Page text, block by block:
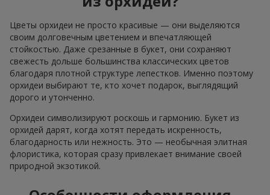
Цветы орхидеи не просто красивые — они выделяются
своим долговечным цветением и впечатляющей
стойкостью. Даже срезанные в букет, они сохраняют
свежесть дольше большинства классических цветов
благодаря плотной структуре лепестков. Именно поэтому
орхидеи выбирают те, кто хочет подарок, выглядящий
дорого и утонченно.
Орхидеи символизируют роскошь и гармонию. Букет из
орхидей дарят, когда хотят передать искренность,
благодарность или нежность. Это — необычная элитная
флористика, которая сразу привлекает внимание своей
природной экзотикой.